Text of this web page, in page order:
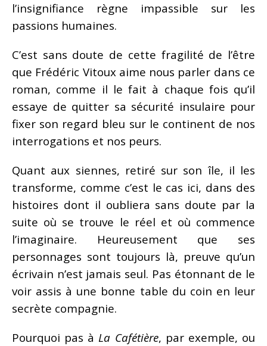
l’insignifiance règne impassible sur les
passions humaines.
C’est sans doute de cette fragilité de l’être
que Frédéric Vitoux aime nous parler dans ce
roman, comme il le fait à chaque fois qu’il
essaye de quitter sa sécurité insulaire pour
fixer son regard bleu sur le continent de nos
interrogations et nos peurs.
Quant aux siennes, retiré sur son île, il les
transforme, comme c’est le cas ici, dans des
histoires dont il oubliera sans doute par la
suite où se trouve le réel et où commence
l’imaginaire. Heureusement que ses
personnages sont toujours là, preuve qu’un
écrivain n’est jamais seul. Pas étonnant de le
voir assis à une bonne table du coin en leur
secrète compagnie.
Pourquoi pas àLa Cafétière, par exemple, ou